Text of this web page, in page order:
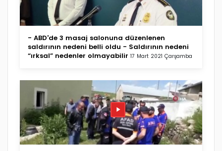
- ABD'de 3 masaj salonuna düzenlenen
saldırının nedeni belli oldu - Saldırının nedeni
“ırksal” nedenler olmayabilir 17 Mart 2021 Çarşamba